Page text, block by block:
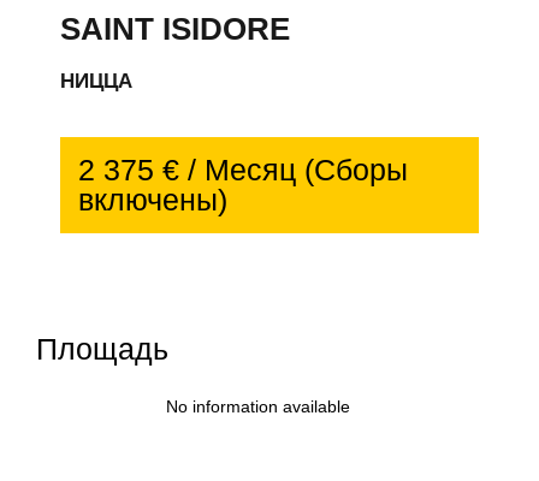
SAINT ISIDORE
НИЦЦА
2 375 € / Месяц (Сборы
включены)
Площадь
No information available